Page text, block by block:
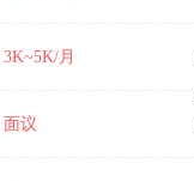
3K~5K/月
面议